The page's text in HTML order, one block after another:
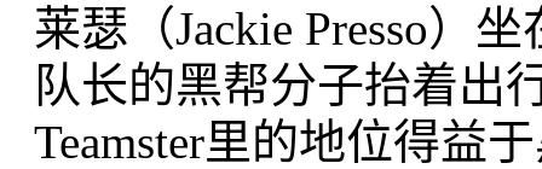
莱瑟（Jackie Presso）
队长的黑帮分子抬着出
Teamster里的地位得益